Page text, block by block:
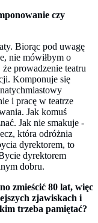
czy
Biorąc pod uwagę
nie mówiłbym o
prowadzenie teatru
Komponuje się
i pracę w teatrze
Jak komuś
Jak nie smakuje -
która odróżnia
dyrektorem, to
dyrektorem
dobru.
zmieścić 80 lat, więc
zjawiskach i
trzeba pamiętać?